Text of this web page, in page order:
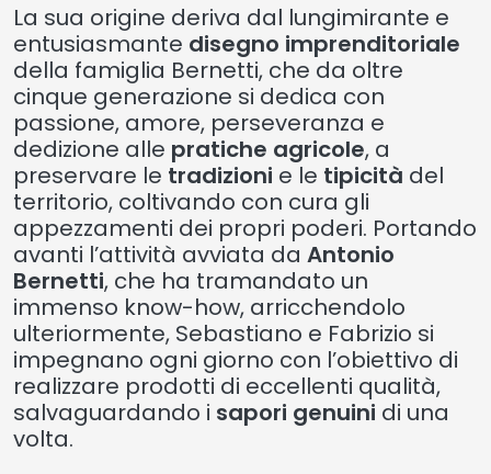
La sua origine deriva dal lungimirante e
entusiasmante disegno imprenditoriale
della famiglia Bernetti, che da oltre
cinque generazione si dedica con
passione, amore, perseveranza e
dedizione alle pratiche agricole, a
preservare le tradizioni e le tipicità del
territorio, coltivando con cura gli
appezzamenti dei propri poderi. Portando
avanti l’attività avviata da Antonio
Bernetti, che ha tramandato un
immenso know-how, arricchendolo
ulteriormente, Sebastiano e Fabrizio si
impegnano ogni giorno con l’obiettivo di
realizzare prodotti di eccellenti qualità,
salvaguardando i sapori genuini di una
volta.